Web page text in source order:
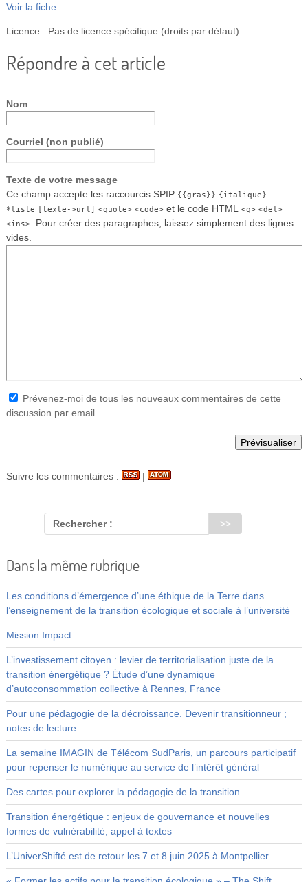
Voir la fiche
Licence : Pas de licence spécifique (droits par défaut)
Répondre à cet article
Nom
Courriel (non publié)
Texte de votre message
Ce champ accepte les raccourcis SPIP {{gras}} {italique} -
*liste [texte->url] <quote> <code>et le code HTML <q> <del>
<ins>. Pour créer des paragraphes, laissez simplement des lignes
vides.
Prévenez-moi de tous les nouveaux commentaires de cette
discussion par email
Suivre les commentaires : |
Rechercher :
Dans la même rubrique
Les conditions d’émergence d’une éthique de la Terre dans
l’enseignement de la transition écologique et sociale à l’université
Mission Impact
L’investissement citoyen : levier de territorialisation juste de la
transition énergétique ? Étude d’une dynamique
d’autoconsommation collective à Rennes, France
Pour une pédagogie de la décroissance. Devenir transitionneur ;
notes de lecture
La semaine IMAGIN de Télécom SudParis, un parcours participatif
pour repenser le numérique au service de l’intérêt général
Des cartes pour explorer la pédagogie de la transition
Transition énergétique : enjeux de gouvernance et nouvelles
formes de vulnérabilité, appel à textes
L’UniverShifté est de retour les 7 et 8 juin 2025 à Montpellier